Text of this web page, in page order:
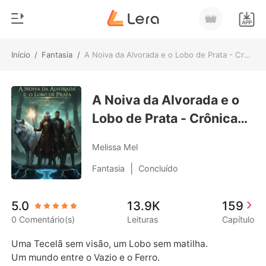
Início / Fantasia / A Noiva da Alvorada e o Lobo de Prata - Crônicas de Aethelgard
0
Loja
Histórico
Sair
Baixar App
Gênero
Moderno
Lobisomem
Contos
Bilionários
A Noiva da Alvorada e o
Lobo de Prata - Crônicas
Melissa Mel
Fantasia Concluído
5.0
0 Comentário(s)
13.9K
Leituras
159
Capítulo
Uma Tecelã sem visão, um Lobo sem matilha.
Um mundo entre o Vazio e o Ferro.